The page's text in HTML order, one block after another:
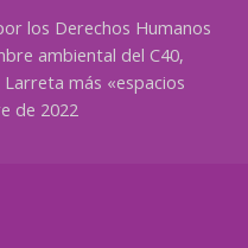
los Derechos Humanos
ambiental del C40,
más «espacios
de 2022